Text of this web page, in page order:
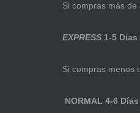
Si compras más
EXPRESS 1-5
Si compras menos
NORMAL 4-6